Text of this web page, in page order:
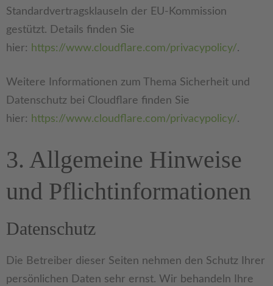
Standardvertragsklauseln der EU-Kommission
gestützt. Details finden Sie
hier: https://www.cloudflare.com/privacypolicy/.
Weitere Informationen zum Thema Sicherheit und
Datenschutz bei Cloudflare finden Sie
hier: https://www.cloudflare.com/privacypolicy/.
3. Allgemeine Hinweise
und Pflicht­informationen
Datenschutz
Die Betreiber dieser Seiten nehmen den Schutz Ihrer
persönlichen Daten sehr ernst. Wir behandeln Ihre